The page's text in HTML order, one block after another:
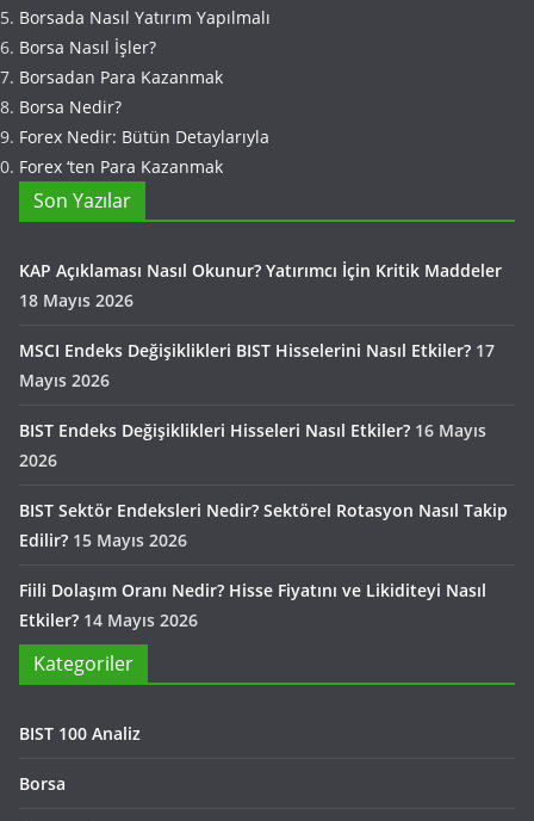
Borsada Nasıl Yatırım Yapılmalı
Borsa Nasıl İşler?
Borsadan Para Kazanmak
Borsa Nedir?
Forex Nedir: Bütün Detaylarıyla
Forex ‘ten Para Kazanmak
Son Yazılar
KAP Açıklaması Nasıl Okunur? Yatırımcı İçin Kritik Maddeler
18 Mayıs 2026
MSCI Endeks Değişiklikleri BIST Hisselerini Nasıl Etkiler? 17
Mayıs 2026
BIST Endeks Değişiklikleri Hisseleri Nasıl Etkiler? 16 Mayıs
2026
BIST Sektör Endeksleri Nedir? Sektörel Rotasyon Nasıl Takip
Edilir? 15 Mayıs 2026
Fiili Dolaşım Oranı Nedir? Hisse Fiyatını ve Likiditeyi Nasıl
Etkiler? 14 Mayıs 2026
Kategoriler
BIST 100 Analiz
Borsa